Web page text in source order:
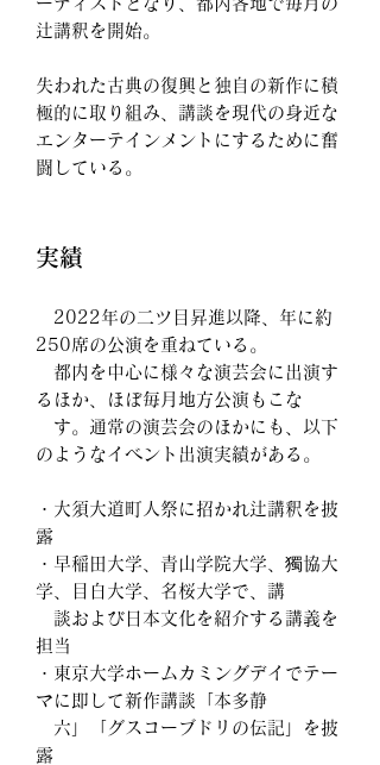
辻講釈を開始。
失われた古典の復興と独自の新作に積
極的に取り組み、講談を現代の身近な
エンターテインメントにするために奮
闘している。
実績​
2022年の二ツ目昇進以降、年に約
250席の公演を重ねている。​
​都内を中心に様々な演芸会に出演す
るほか、ほぼ毎月地方公演もこな
す。通常の演芸会のほかにも、以下
のようなイベント 出演実績がある。
・大須大道町人祭に招かれ辻講釈を披
露
・早稲田大学、青山学院大学、獨協大
学、目白大学、名桜大学で、講
談および日本文化を紹介する講義 を
担当
・東京大学ホームカミングデイでテー
マに即して新作講談「本多静
六」「グスコーブドリの伝記」を披
露